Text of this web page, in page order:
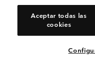
Aceptar todas las
cookies
España
Ver